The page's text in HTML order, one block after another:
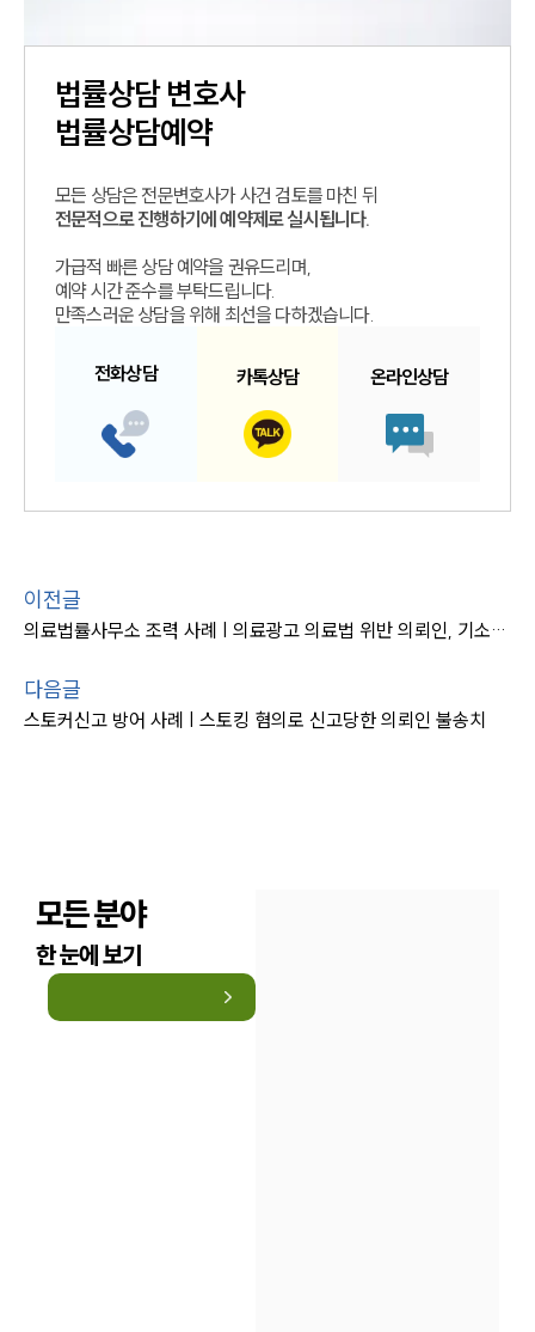
법률상담변호사
법률상담예약
모든 상담은 전문변호사가 사건 검토를 마친 뒤
전문적으로 진행하기에 예약제로 실시됩니다.
가급적 빠른 상담 예약을 권유드리며,
예약 시간 준수를 부탁드립니다.
만족스러운 상담을 위해 최선을 다하겠습니다.
전화상담 카톡상담 온라인상담
이전글
의료법률사무소 조력 사례 | 의료광고 의료법 위반 의뢰인, 기소유예
다음글
스토커신고 방어 사례 | 스토킹 혐의로 신고당한 의뢰인 불송치
모든 분야
한 눈에 보기